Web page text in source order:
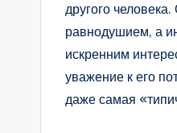
другого
равнодушием, а
искренним
уважение к его
даже самая